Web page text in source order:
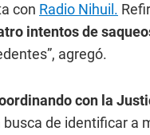
con Radio Nihuil.
intentos de
agregó.
con la
de identificar a